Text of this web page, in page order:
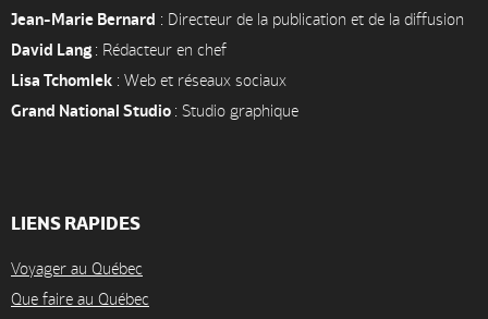
Jean-Marie Bernard : Directeur de la publication et de la diffusion
David Lang : Rédacteur en chef
Lisa Tchomlek : Web et réseaux sociaux
Grand National Studio : Studio graphique
LIENS RAPIDES
Voyager au Québec
Que faire au Québec